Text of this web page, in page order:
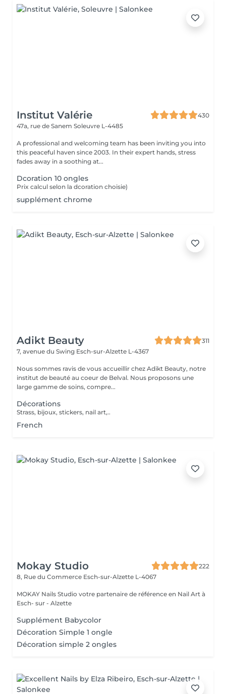
Institut Valérie
430
47a, rue de Sanem Soleuvre L-4485
A professional and welcoming team has been inviting you into
this peaceful haven since 2003. In their expert hands, stress
fades away in a soothing at...
Dcoration 10 ongles
Prix calcul selon la dcoration choisie)
supplément chrome
Adikt Beauty
311
7, avenue du Swing Esch-sur-Alzette L-4367
Nous sommes ravis de vous accueillir chez Adikt Beauty, notre
institut de beauté au coeur de Belval. Nous proposons une
large gamme de soins, compre...
Décorations
Strass, bijoux, stickers, nail art,..
French
Mokay Studio
222
8, Rue du Commerce Esch-sur-Alzette L-4067
MOKAY Nails Studio votre partenaire de référence en Nail Art à
Esch- sur - Alzette
Supplément Babycolor
Décoration Simple 1 ongle
Décoration simple 2 ongles